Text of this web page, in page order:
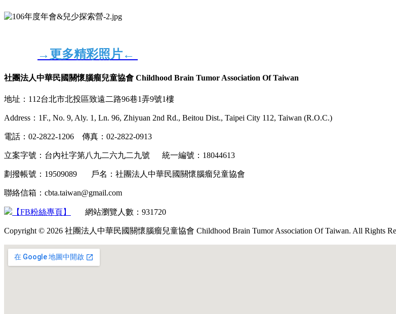
→更多精彩照片←
社團法人中華民國關懷腦瘤兒童協會 Childhood Brain Tumor Association Of Taiwan
地址：112台北市北投區致遠二路96巷1弄9號1樓
Address：1F., No. 9, Aly. 1, Ln. 96, Zhiyuan 2nd Rd., Beitou Dist., Taipei City 112, Taiwan (R.O.C.)
電話：02-2822-1206 傳真：02-2822-0913
立案字號：台內社字第八九二六九二九號 統一編號：18044613
劃撥帳號：19509089 戶名：社團法人中華民國關懷腦瘤兒童協會
聯絡信箱：cbta.taiwan@gmail.com
【FB粉絲專頁】 網站瀏覽人數：931720
Copyright © 2026 社團法人中華民國關懷腦瘤兒童協會 Childhood Brain Tumor Association Of Taiwan. All Rights